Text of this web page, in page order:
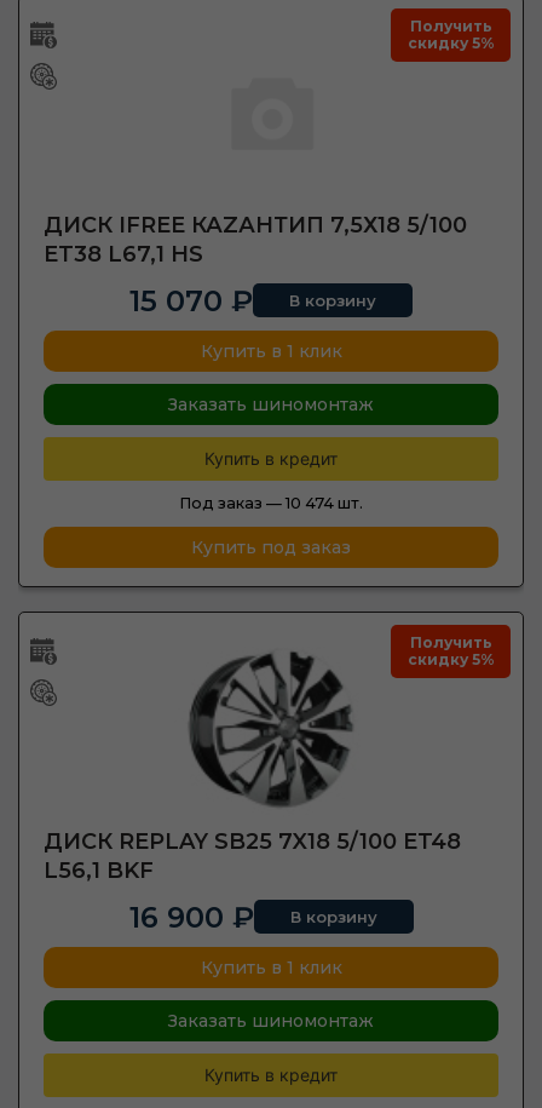
Получить
скидку 5%
ДИСК IFREE КАZАНТИП 7,5Х18 5/100
ET38 L67,1 HS
15 070 ₽ В корзину
Купить в 1 клик
Заказать шиномонтаж
Купить в кредит
Под заказ — 10 474 шт.
Купить под заказ
Получить
скидку 5%
ДИСК REPLAY SB25 7X18 5/100 ET48
L56,1 BKF
16 900 ₽ В корзину
Купить в 1 клик
Заказать шиномонтаж
Купить в кредит